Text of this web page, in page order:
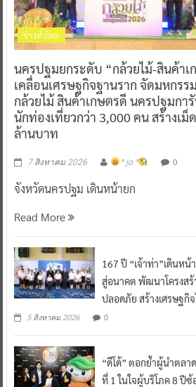
ข่าวทั่วไทย
นครปฐมยกระดับ “กล้วยไม้-สินค้า
เคลื่อนเศรษฐกิจฐานราก จัดมหกร
กล้วยไม้ สินค้าเกษตรดี นครปฐมกา
นักท่องเที่ยวกว่า 3,000 คน สร้างเม็
ล้านบาท
7 สิงหาคม 2026 ^ jo ^ 0
จังหวัดนครปฐม เดินหน้ายก
Read More
167 ปี “เจ้าท่า”เดินห
สู่อนาคต พัฒนาโครงส
ปลอดภัย สร้างเศรษฐกิ
5 สิงหาคม 2026 0
“ดีโด้” ตอกย้ำผู้นำตลา
ที่ 1 ในใจผู้บริโภค 8 ปีซ้